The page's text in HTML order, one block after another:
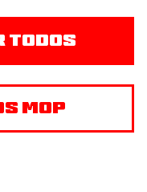
todos
MOP